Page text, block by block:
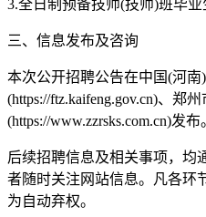
3.全日制预备技师(技师)班毕业
三、信息发布及咨询
本次公开招聘公告在中国(河
(https://ftz.kaifeng.gov.cn)、郑
(https://www.zzrsks.com.cn)发布
后续招聘信息及相关事项，均
者随时关注网站信息。凡各环
为自动弃权。